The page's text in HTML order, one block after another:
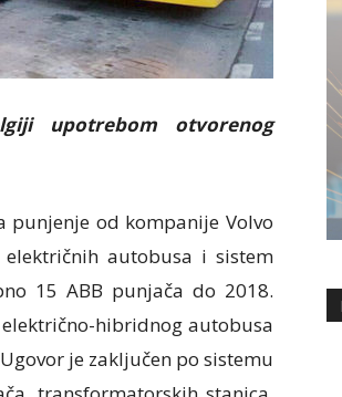
upotrebom otvorenog
punjenje od kompanije Volvo
autobusa i sistem
15 ABB punjača do 2018.
hibridnog autobusa
je zaključen po sistemu